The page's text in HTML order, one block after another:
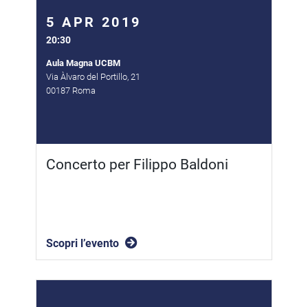
5 APR 2019
20:30
Aula Magna UCBM
Via Àlvaro del Portillo, 21
00187 Roma
Concerto per Filippo Baldoni
Scopri l’evento